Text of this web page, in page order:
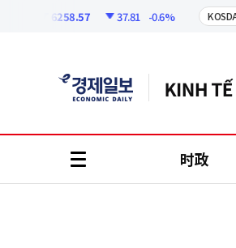
6258.57 37.81 -0.6% KOSDAQ
时政